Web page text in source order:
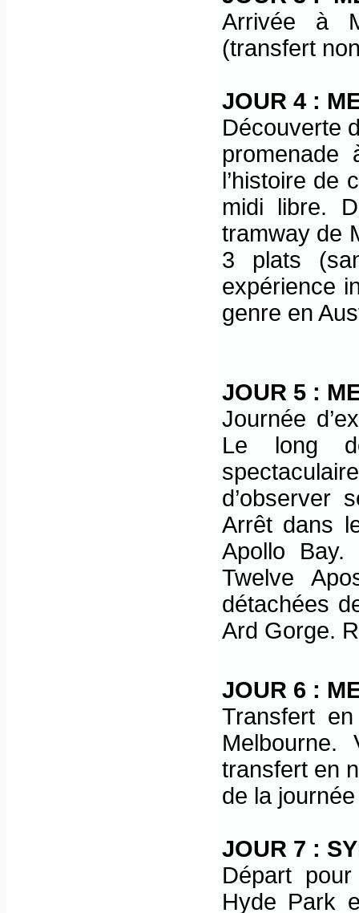
Arrivée à
(transfert
JOUR 4 :
Découverte
promenade
l’histoire de
midi libre.
tramway de
3 plats
expérience
genre en
JOUR 5 :
Journée
Le long
d’observer
Arrêt dans
Apollo Bay.
Twelve
détachées
Ard Gorge.
JOUR 6 :
Transfert
Melbourne.
transfert en
de la
JOUR 7 :
Départ
Hyde Park